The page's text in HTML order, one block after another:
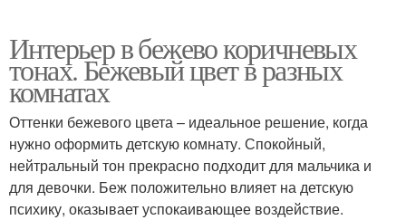
Интерьер в бежево коричневых
тонах. Бежевый цвет в разных
комнатах
Оттенки бежевого цвета – идеальное решение, когда
нужно оформить детскую комнату. Спокойный,
нейтральный тон прекрасно подходит для мальчика и
для девочки. Беж положительно влияет на детскую
психику, оказывает успокаивающее воздействие.